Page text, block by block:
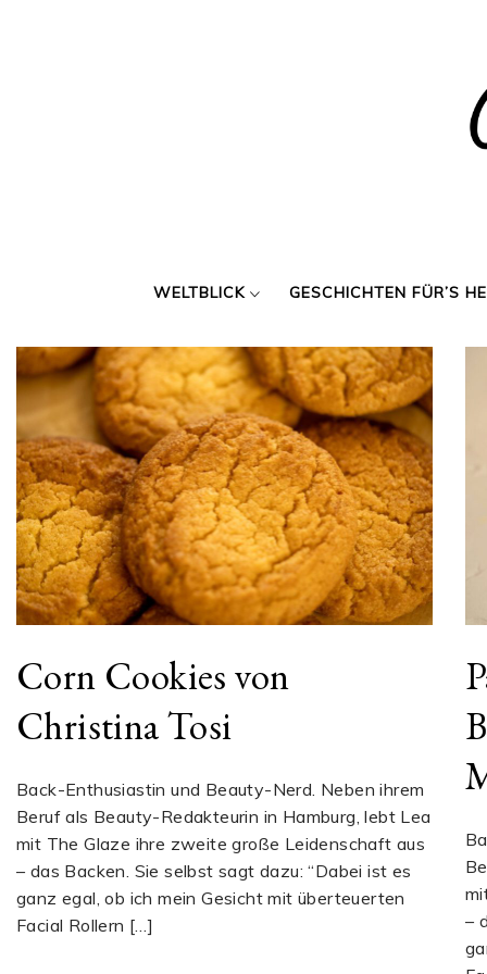
WELTBLICK GESCHICHTEN FÜR’S
Corn Cookies von
Christina Tosi
Back-Enthusiastin und Beauty-Nerd. Neben ihrem
Beruf als Beauty-Redakteurin in Hamburg, lebt Lea
mit The Glaze ihre zweite große Leidenschaft aus
– das Backen. Sie selbst sagt dazu: “Dabei ist es
ganz egal, ob ich mein Gesicht mit überteuerten
Facial Rollern […]
–